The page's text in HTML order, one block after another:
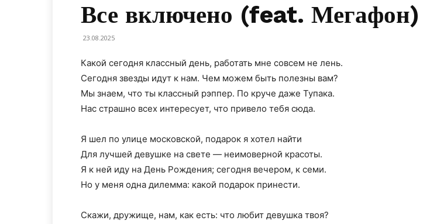
Все включено (feat. Мегафон)
23.08.2025
Какой сегодня классный день, работать мне совсем не лень.
Сегодня звезды идут к нам. Чем можем быть полезны вам?
Мы знаем, что ты классный рэппер. По круче даже Тупака.
Нас страшно всех интересует, что привело тебя сюда.
Я шел по улице московской, подарок я хотел найти
Для лучшей девушке на свете — неимоверной красоты.
Я к ней иду на День Рождения; сегодня вечером, к семи.
Но у меня одна дилемма: какой подарок принести.
Скажи, дружище, нам, как есть: что любит девушка твоя?